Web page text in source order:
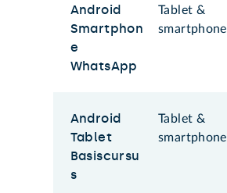
Android
Smartphon
e
WhatsApp
Tablet &
smartphone
Android
Tablet
Basiscursu
s
Tablet &
smartphone